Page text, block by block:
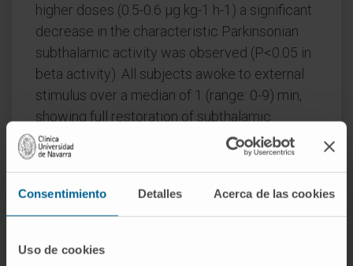
Consentimiento Detalles Acerca de las cookies
Uso de cookies
higher doses (0.5-0.6 μg kg-1 h-1) a significant
decrease in the characteristic Parkinsonian
subthalamic activity was observed (P<0.05 in
beta activity). All subjects awoke to external
stimulus over a median of 1 (range: 0-9) min,
showing full restoration of subthalamic
activity. Dexmedetomidine dose administered
and plasma levels showed a positive
coefficient=0.504; P<0.001).
of sedation throughout subthalamic deep